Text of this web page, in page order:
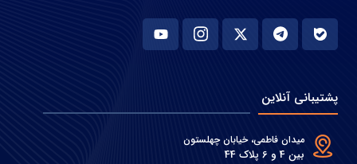
پشتیبانی آنلاین
میدان فاطمی، خیابان چهلستون
بین 4 و 6 پلاک 44